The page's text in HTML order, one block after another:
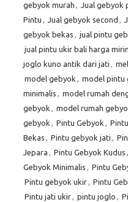
gebyok murah , Jual gebyok
Pintu , Jual gebyok second ,
gebyok bekas , jual pintu
jual pintu ukir bali harga
joglo kuno antik dari jati ,
model gebyok , model pintu
minimalis , model rumah
gebyok , model rumah
gebyok , Pintu Gebyok ,
Bekas , Pintu gebyok jati ,
Jepara , Pintu Gebyok Kudus ,
Gebyok Minimalis , Pintu
Pintu gebyok ukir, Pintu
Pintu jati ukir, pintu joglo ,